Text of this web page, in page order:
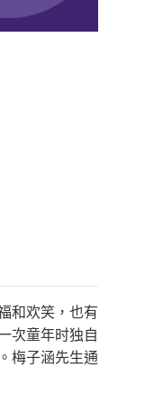
和欢笑，也有
次童年时独自
梅子涵先生通